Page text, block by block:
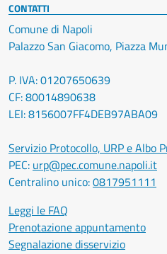
CONTATTI
Comune di Napoli
Palazzo San Giacomo, Piazza
P. IVA: 01207650639
CF: 80014890638
LEI: 8156007FF4DEB97ABA09
Servizio Protocollo, URP e Albo
PEC: urp@pec.comune.napoli.it
Centralino unico:0817951111
Leggi le FAQ
Prenotazione appuntamento
Segnalazione disservizio